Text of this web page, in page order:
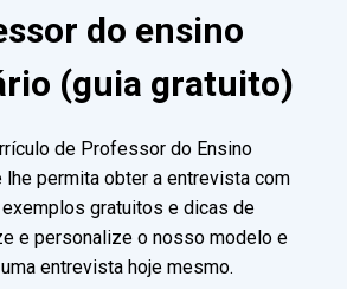
do ensino
(guia gratuito)
de Professor do Ensino
lhe permita obter a entrevista com
gratuitos e dicas de
e personalize o nosso modelo e
entrevista hoje mesmo.